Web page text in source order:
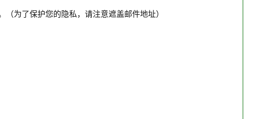
为了保护您的隐私，请注意遮盖邮件地址）